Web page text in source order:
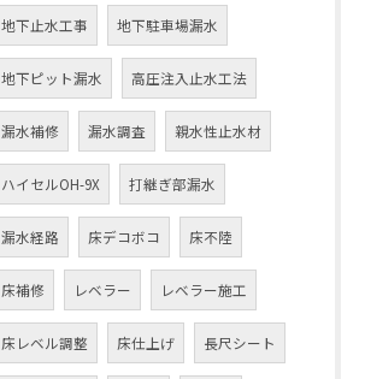
地下止水工事 地下駐車場漏水
地下ピット漏水 高圧注入止水工法
漏水補修 漏水調査 親水性止水材
ハイセルOH-9X 打継ぎ部漏水
漏水経路 床デコボコ 床不陸
床補修 レベラー レベラー施工
床レベル調整 床仕上げ 長尺シート